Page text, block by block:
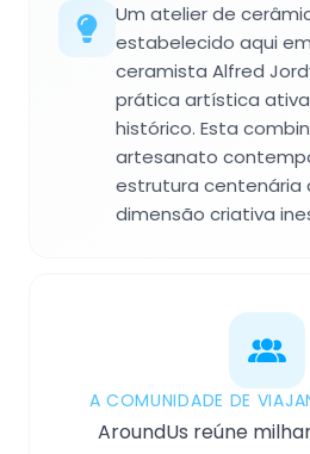
Um atelier de
estabelecido aqui em
ceramista Alfred
prática artística
histórico. Esta
artesanato
estrutura centenária
dimensão criativa
A COMUNIDADE DE
AroundUs reúne